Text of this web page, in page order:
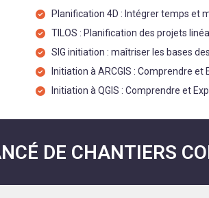
Planification 4D : Intégrer temps et
TILOS : Planification des projets
SIG initiation : maîtriser les bases
Initiation à ARCGIS : Comprendre
Initiation à QGIS : Comprendre et
DE CHANTIERS